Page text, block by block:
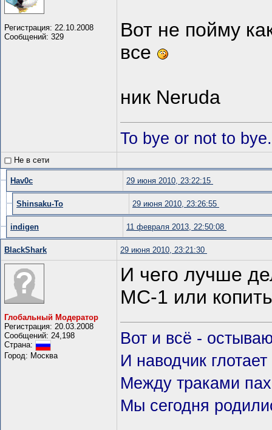
Регистрация: 22.10.2008
Сообщений: 329
Вот не пойму
все
ник Neruda
To bye or not to
Не в сети
Hav0c 29 июня 2010, 23:22:15
Shinsaku-To 29 июня 2010, 23:26:55
indigen 11 февраля 2013, 22:50:08
BlackShark 29 июня 2010, 23:21:30
Глобальный Модератор
Регистрация: 20.03.2008
Сообщений: 24,198
Страна:
Город: Москва
И чего лучше
МС-1 или
Вот и всё -
И наводчик
Между траками
Мы сегодня